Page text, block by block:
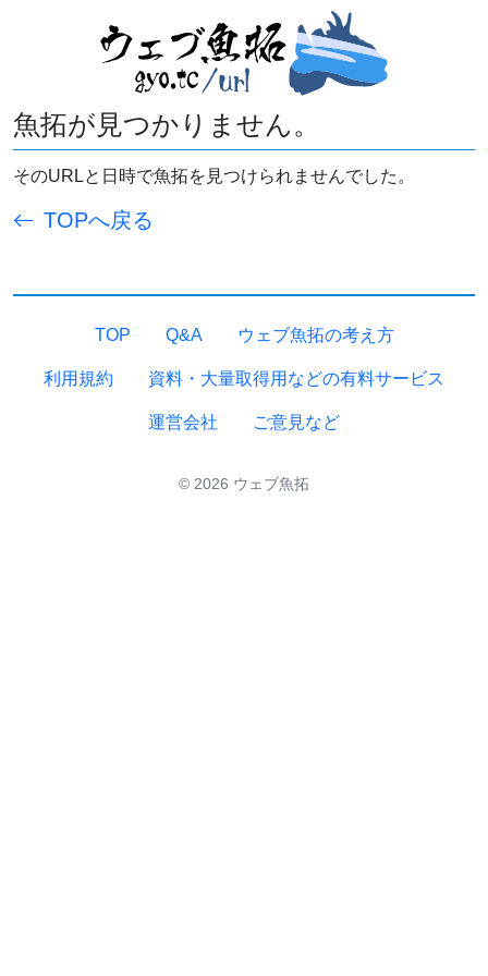
魚拓が見つかりません。
そのURLと日時で魚拓を見つけられませんでした。
TOPへ戻る
TOP Q&A ウェブ魚拓の考え方
利用規約 資料・大量取得用などの有料サービス
運営会社 ご意見など
© 2026 ウェブ魚拓